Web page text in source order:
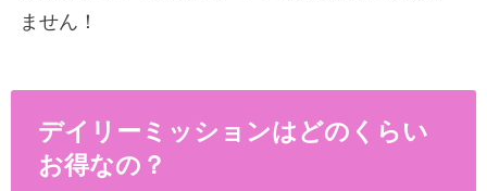
ません！
デイリーミッションはどのくらい
お得なの？